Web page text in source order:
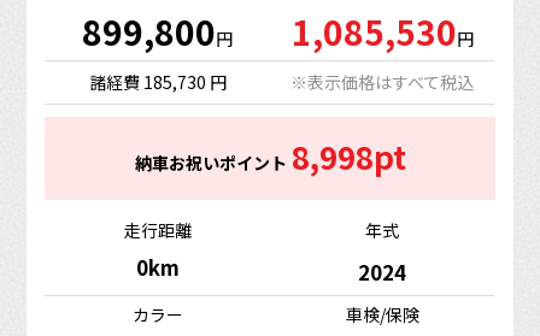
899,800円 1,085,530円
諸経費 185,730 円
※表示価格はすべて税込
納車お祝いポイント 8,998pt
走行距離 年式
0km 2024
カラー 車検/保険